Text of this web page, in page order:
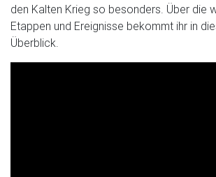
den Kalten Krieg so besonders. Über die
Etappen und Ereignisse bekommt ihr in
Überblick.